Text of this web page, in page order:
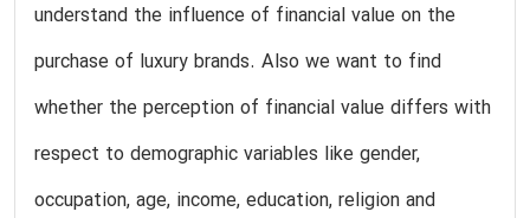
understand the influence of financial value on the
purchase of luxury brands. Also we want to find
whether the perception of financial value differs with
respect to demographic variables like gender,
occupation, age, income, education, religion and